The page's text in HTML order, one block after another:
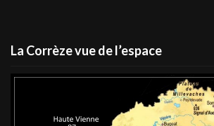
La Corrèze vue de l’espace